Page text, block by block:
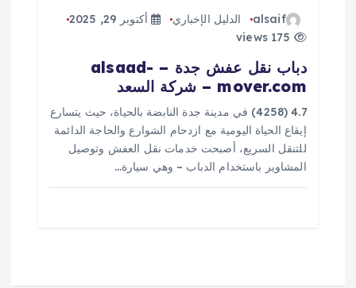
alsaif الدليل الإخباري
أكتوبر 29, 2025
دباب نقل عفش جدة – alsaad-
mover.com – شركة السعد
4.7 (4258) في مدينة جدة النابضة بالحياة، حيث يتسارع
إيقاع الحياة اليومية مع ازدحام الشوارع والحاجة الدائمة
للتنقل السريع، أصبحت خدمات نقل العفش وتوصيل
المشاوير باستخدام الدباب – وهي سيارة…